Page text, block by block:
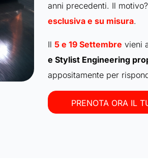
anni precedenti. Il
esclusiva e su misura.
Il 5 e 19 Settembre vieni
e Stylist Engineering
appositamente per
PRENOTA ORA IL